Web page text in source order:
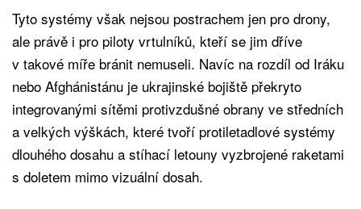
Tyto systémy však nejsou postrachem jen pro drony,
ale právě i pro piloty vrtulníků, kteří se jim dříve
v takové míře bránit nemuseli. Navíc na rozdíl od Iráku
nebo Afghánistánu je ukrajinské bojiště překryto
integrovanými sítěmi protivzdušné obrany ve středních
a velkých výškách, které tvoří protiletadlové systémy
dlouhého dosahu a stíhací letouny vyzbrojené raketami
s doletem mimo vizuální dosah.